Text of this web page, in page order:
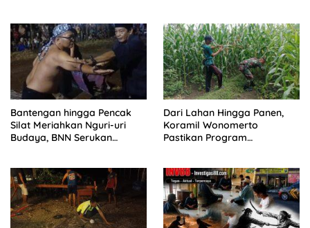
Bantengan hingga Pencak
Silat Meriahkan Nguri-uri
Budaya, BNN Serukan
Dari Lahan Hingga Panen,
Koramil Wonomerto
Pastikan Program